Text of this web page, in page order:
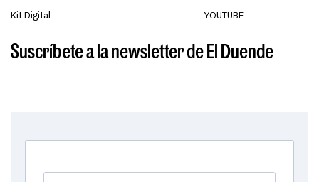
Kit Digital
YOUTUBE
Suscríbete a la newsletter de El Duende